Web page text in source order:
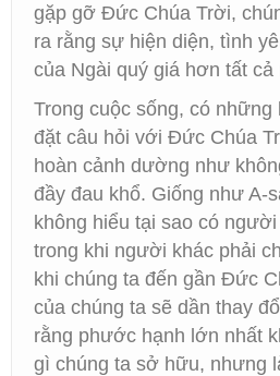
gặp gỡ Đức Chúa Trời,
ra rằng sự hiện diện, tình
của Ngài quý giá hơn tất
Trong cuộc sống, có những
đặt câu hỏi với Đức Chúa
hoàn cảnh dường như
đầy đau khổ. Giống như A-
không hiểu tại sao có
trong khi người khác phải
khi chúng ta đến gần Đức
của chúng ta sẽ dần thay
rằng phước hạnh lớn nhất
gì chúng ta sở hữu, nhưng